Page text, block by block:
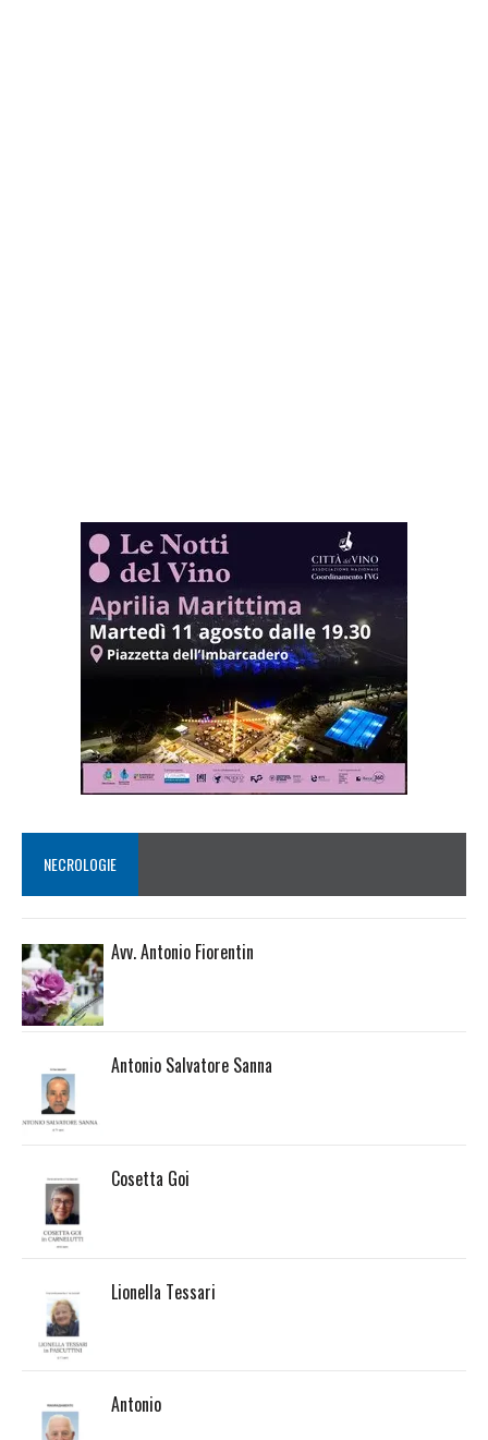
NECROLOGIE
Avv. Antonio Fiorentin
Antonio Salvatore Sanna
Cosetta Goi
Lionella Tessari
Antonio